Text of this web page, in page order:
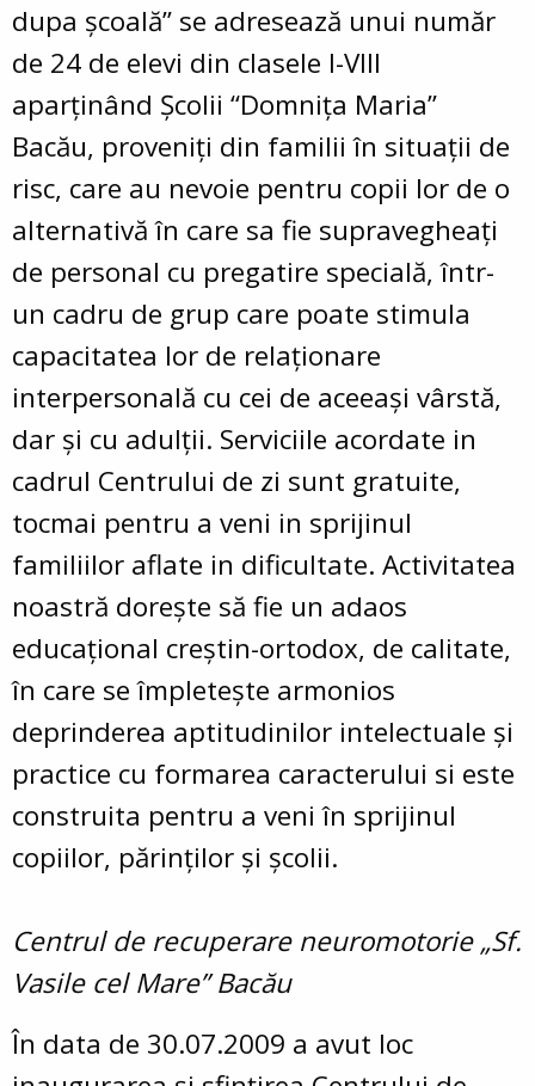
dupa şcoală” se adresează unui număr
de 24 de elevi din clasele I-VIII
aparţinând Şcolii “Domniţa Maria”
Bacău, proveniţi din familii în situaţii de
risc, care au nevoie pentru copii lor de o
alternativă în care sa fie supravegheaţi
de personal cu pregatire specială, într-
un cadru de grup care poate stimula
capacitatea lor de relaţionare
interpersonală cu cei de aceeaşi vârstă,
dar şi cu adulţii. Serviciile acordate in
cadrul Centrului de zi sunt gratuite,
tocmai pentru a veni in sprijinul
familiilor aflate in dificultate. Activitatea
noastră doreşte să fie un adaos
educaţional creştin-ortodox, de calitate,
în care se împleteşte armonios
deprinderea aptitudinilor intelectuale şi
practice cu formarea caracterului si este
construita pentru a veni în sprijinul
copiilor, părinţilor şi şcolii.
Centrul de recuperare neuromotorie „Sf.
Vasile cel Mare” Bacău
În data de 30.07.2009 a avut loc